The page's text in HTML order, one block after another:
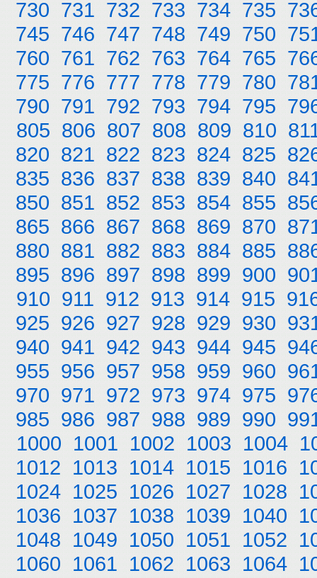
730 731 732 733 734 735
745 746 747 748 749 750
760 761 762 763 764 765
775 776 777 778 779 780
790 791 792 793 794 795
805 806 807 808 809 810
820 821 822 823 824 825
835 836 837 838 839 840
850 851 852 853 854 855
865 866 867 868 869 870
880 881 882 883 884 885
895 896 897 898 899 900
910 911 912 913 914 915
925 926 927 928 929 930
940 941 942 943 944 945
955 956 957 958 959 960
970 971 972 973 974 975
985 986 987 988 989 990
1000 1001 1002 1003 1004
1012 1013 1014 1015 1016
1024 1025 1026 1027 1028
1036 1037 1038 1039 1040
1048 1049 1050 1051 1052
1060 1061 1062 1063 1064